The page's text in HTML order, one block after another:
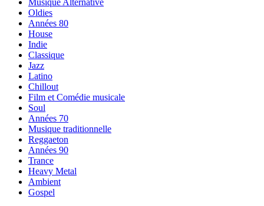
Musique Alternative
Oldies
Années 80
House
Indie
Classique
Jazz
Latino
Chillout
Film et Comédie musicale
Soul
Années 70
Musique traditionnelle
Reggaeton
Années 90
Trance
Heavy Metal
Ambient
Gospel